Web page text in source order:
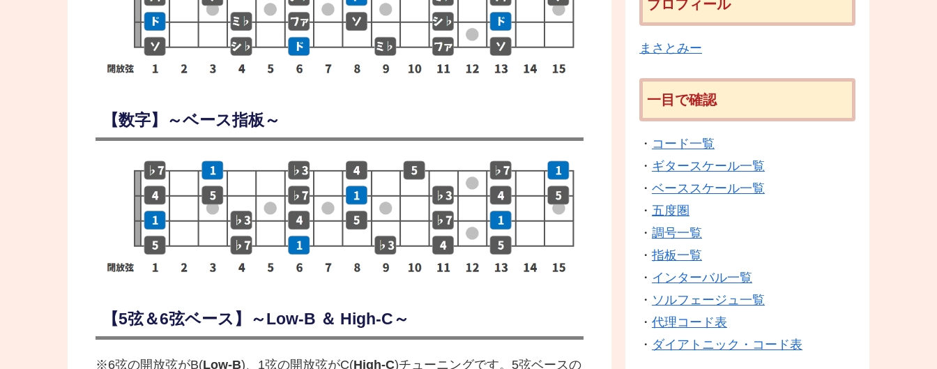
【数字】～ベース指板～
【5弦＆6弦ベース】～Low-B ＆ High-C～
※6弦の開放弦がB(Low-B)、1弦の開放弦がC(High-C)チューニングです。5弦ベースの
プロフィール
まさとみー
一目で確認
・ コード一覧
・ ギタースケール一覧
・ ベーススケール一覧
・ 五度圏
・ 調号一覧
・ 指板一覧
・ インターバル一覧
・ ソルフェージュ一覧
・ 代理コード表
・ ダイアトニック・コード表